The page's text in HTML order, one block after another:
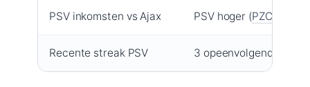
PSV inkomsten vs Ajax PSV hoger (PZC
Recente streak PSV 3 opeenvolgende